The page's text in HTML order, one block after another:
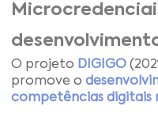
competências
O projeto DIGIGO
promove o
competências digitais